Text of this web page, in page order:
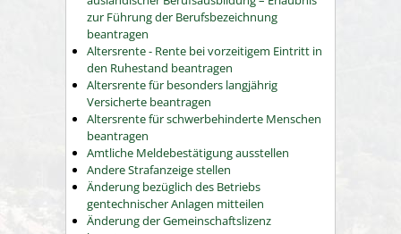
zur Führung der Berufsbezeichnung
beantragen
Altersrente - Rente bei vorzeitigem Eintritt in
den Ruhestand beantragen
Altersrente für besonders langjährig
Versicherte beantragen
Altersrente für schwerbehinderte Menschen
beantragen
Amtliche Meldebestätigung ausstellen
Andere Strafanzeige stellen
Änderung bezüglich des Betriebs
gentechnischer Anlagen mitteilen
Änderung der Gemeinschaftslizenz